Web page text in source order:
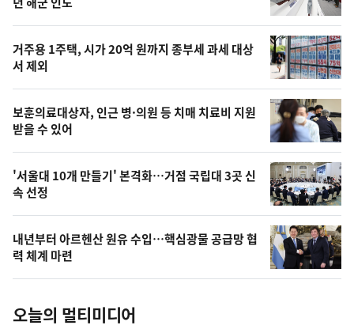
신,
늘
의
영
상
오
늘
사
진
스
거주용 1주택, 시가 20억 원까지 종부세 과세 대상
서 제외
보훈의료대상자, 인근 병·의원 등 치매 치료비 지원
받을 수 있어
'서울대 10개 만들기' 본격화…거점 국립대 3곳 신
속 선정
내년부터 아르헨산 원유 수입…핵심광물 공급망 협
력 체계 마련
오늘의 멀티미디어